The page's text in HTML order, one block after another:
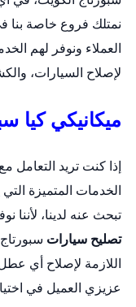
نمتلك فروع خاصة بنا
العملاء ونوفر لهم
لإصلاح السيارات،
ميكانيكي كيا
إذا كنت تريد التعامل مع
الخدمات المتميزة
تبحث عنه لدينا،
تصليح سيارات سبورتاج
اللازمة لإصلاح أي
عزيزي العميل في